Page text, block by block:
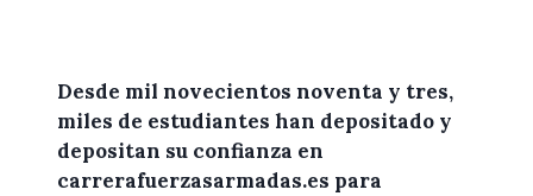
Desde mil novecientos noventa y tres,
miles de estudiantes han depositado y
depositan su confianza en
carrerafuerzasarmadas.es para